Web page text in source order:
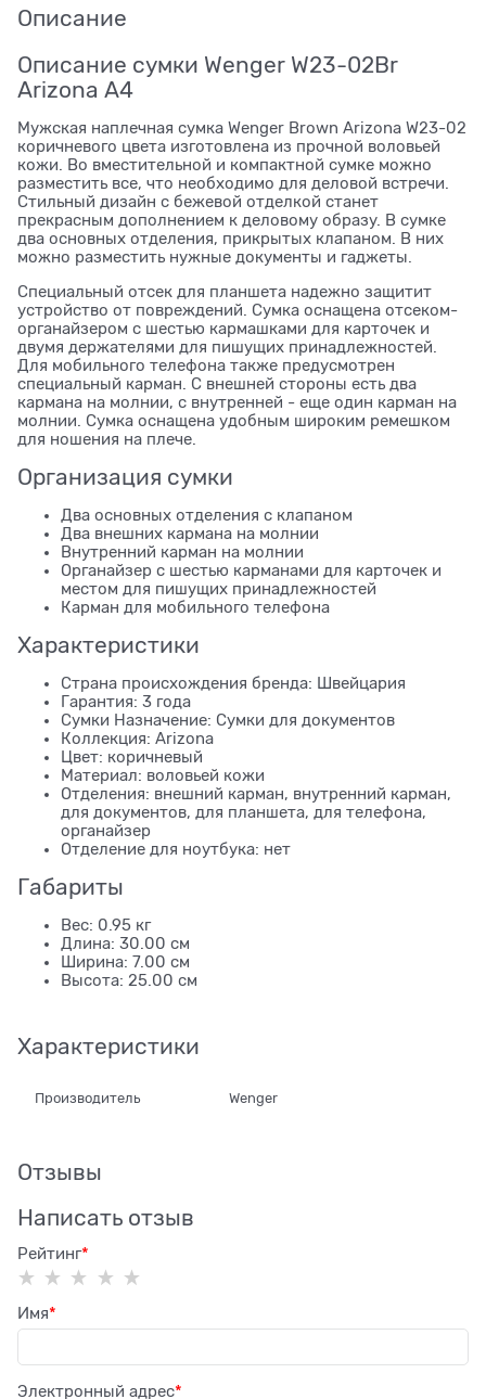
Описание
Описание сумки Wenger W23-02Br
Arizona А4
Мужская наплечная сумка Wenger Brown Arizona W23-02
коричневого цвета изготовлена из прочной воловьей
кожи. Во вместительной и компактной сумке можно
разместить все, что необходимо для деловой встречи.
Стильный дизайн с бежевой отделкой станет
прекрасным дополнением к деловому образу. В сумке
два основных отделения, прикрытых клапаном. В них
можно разместить нужные документы и гаджеты.
Специальный отсек для планшета надежно защитит
устройство от повреждений. Сумка оснащена отсеком-
органайзером с шестью кармашками для карточек и
двумя держателями для пишущих принадлежностей.
Для мобильного телефона также предусмотрен
специальный карман. С внешней стороны есть два
кармана на молнии, с внутренней - еще один карман на
молнии. Сумка оснащена удобным широким ремешком
для ношения на плече.
Организация сумки
Два основных отделения с клапаном
Два внешних кармана на молнии
Внутренний карман на молнии
Органайзер с шестью карманами для карточек и
местом для пишущих принадлежностей
Карман для мобильного телефона
Характеристики
Страна происхождения бренда: Швейцария
Гарантия: 3 года
Сумки Назначение: Сумки для документов
Коллекция: Arizona
Цвет: коричневый
Материал: воловьей кожи
Отделения: внешний карман, внутренний карман,
для документов, для планшета, для телефона,
органайзер
Отделение для ноутбука: нет
Габариты
Вес: 0.95 кг
Длина: 30.00 см
Ширина: 7.00 см
Высота: 25.00 см
Характеристики
Производитель Wenger
Отзывы
Написать отзыв
Рейтинг
Имя
Электронный адрес